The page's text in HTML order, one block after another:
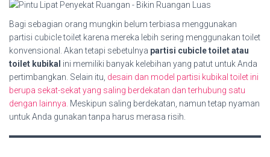
Bagi sebagian orang mungkin belum terbiasa menggunakan
partisi cubicle toilet karena mereka lebih sering menggunakan toilet
konvensional. Akan tetapi sebetulnya partisi cubicle toilet atau
toilet kubikal ini memiliki banyak kelebihan yang patut untuk Anda
pertimbangkan. Selain itu, desain dan model partisi kubikal toilet ini
berupa sekat-sekat yang saling berdekatan dan terhubung satu
dengan lainnya. Meskipun saling berdekatan, namun tetap nyaman
untuk Anda gunakan tanpa harus merasa risih.